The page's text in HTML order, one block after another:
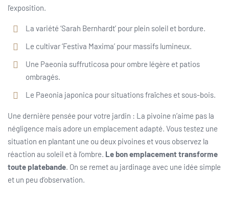
l’exposition.
La variété ‘Sarah Bernhardt’ pour plein soleil et bordure.
Le cultivar ‘Festiva Maxima’ pour massifs lumineux.
Une Paeonia suffruticosa pour ombre légère et patios
ombragés.
Le Paeonia japonica pour situations fraîches et sous-bois.
Une dernière pensée pour votre jardin : La pivoine n’aime pas la
négligence mais adore un emplacement adapté. Vous testez une
situation en plantant une ou deux pivoines et vous observez la
réaction au soleil et à l’ombre. Le bon emplacement transforme
toute platebande. On se remet au jardinage avec une idée simple
et un peu d’observation.